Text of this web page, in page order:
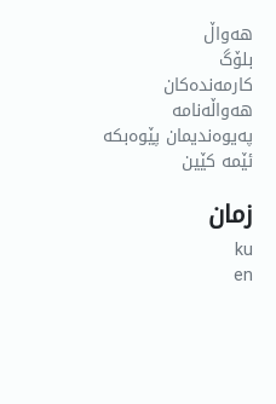
هەواڵ
بلۆگ
کارمەندەکان
هەواڵەنامە
پەیوەندیمان پێوەبکە
ئێمە کێین
زمان
ku
en